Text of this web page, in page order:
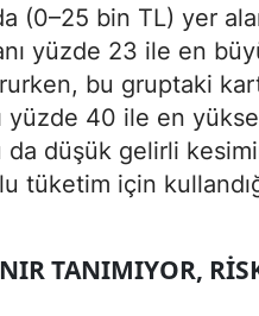
(0–25 bin TL) yer
yüzde 23 ile en
bu gruptaki
yüzde 40 ile en
da düşük gelirli
tüketim için
TANIMIYOR,